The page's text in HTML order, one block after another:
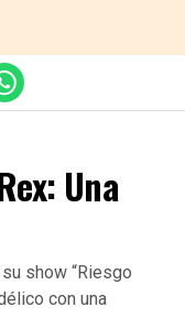
Una
show “Riesgo
con una